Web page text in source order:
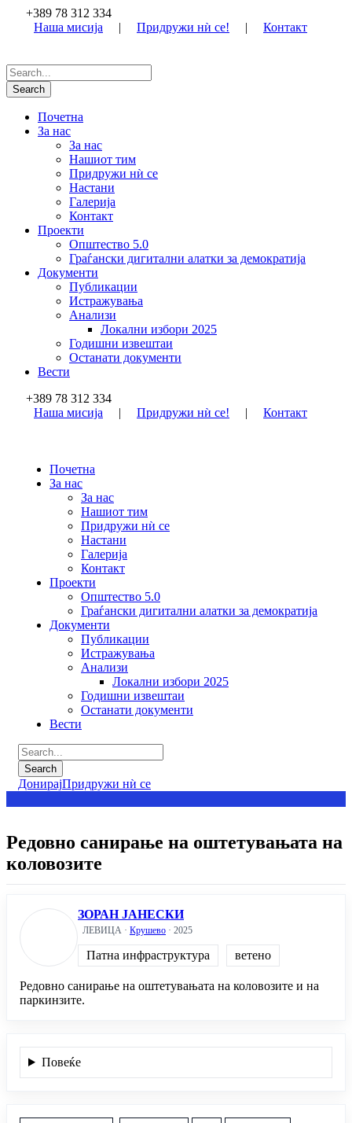
+389 78 312 334
Наша мисија
| Придружи нѝ се! | Контакт
Почетна
За нас
За нас
Нашиот тим
Придружи нѝ се
Настани
Галерија
Контакт
Проекти
Општество 5.0
Граѓански дигитални алатки за демократија
Документи
Публикации
Истражувања
Анализи
Локални избори 2025
Годишни извештаи
Останати документи
Вести
+389 78 312 334
Наша мисија
| Придружи нѝ се! | Контакт
Почетна
За нас
За нас
Нашиот тим
Придружи нѝ се
Настани
Галерија
Контакт
Проекти
Општество 5.0
Граѓански дигитални алатки за демократија
Документи
Публикации
Истражувања
Анализи
Локални избори 2025
Годишни извештаи
Останати документи
Вести
ДонирајПридружи нѝ се
Редовно санирање на оштетувањата на
коловозите
ЗОРАН ЈАНЕСКИ
ЛЕВИЦА · Крушево · 2025
Патна инфраструктура ветено
Редовно санирање на оштетувањата на коловозите и на
паркинзите.
Повеќе